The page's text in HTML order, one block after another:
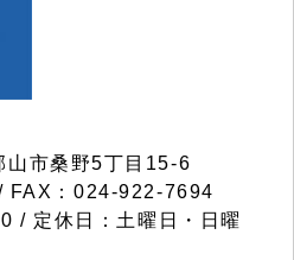
市桑野5丁目15-6
FAX：024-922-7694
/ 定休日：土曜日・日曜